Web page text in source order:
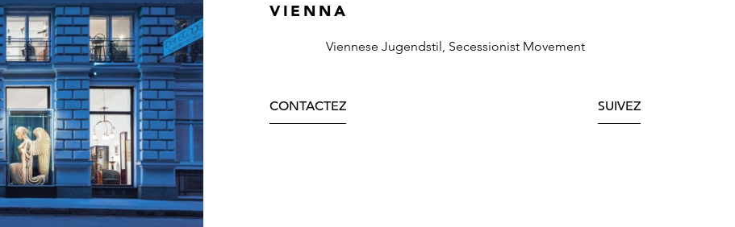
VIENNA
Viennese Jugendstil, Secessionist Movement
CONTACTEZ SUIVEZ